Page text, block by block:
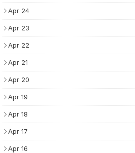
Apr 24
Apr 23
Apr 22
Apr 21
Apr 20
Apr 19
Apr 18
Apr 17
Apr 16